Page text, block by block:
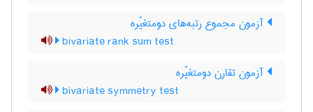
آزمون مجموع رتبه‌های دومتغیّره
bivariate rank sum test
آزمون تقارن دومتغیّره
bivariate symmetry test